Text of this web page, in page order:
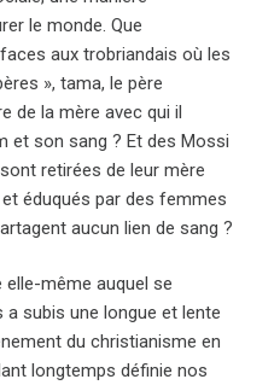
le monde. Que
aux trobriandais où les
», tama, le père
de la mère avec qui il
et son sang ? Et des Mossi
retirées de leur mère
éduqués par des femmes
aucun lien de sang ?
même auquel se
subis une longue et lente
du christianisme en
longtemps définie nos